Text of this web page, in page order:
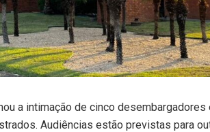
a intimação de cinco desembargadores
Audiências estão previstas para